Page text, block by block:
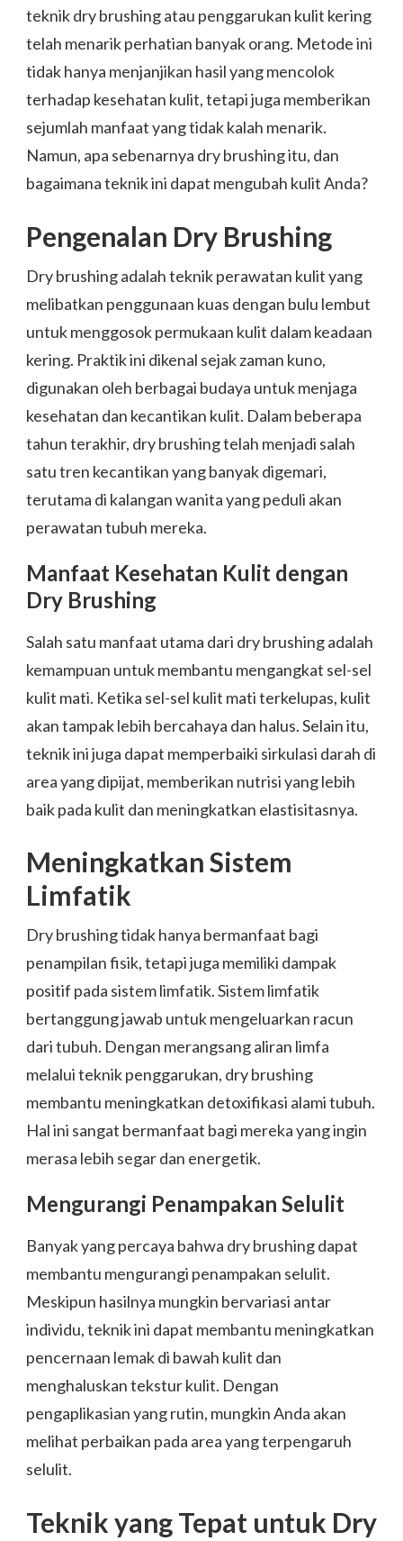
teknik dry brushing atau penggarukan kulit kering
telah menarik perhatian banyak orang. Metode ini
tidak hanya menjanjikan hasil yang mencolok
terhadap kesehatan kulit, tetapi juga memberikan
sejumlah manfaat yang tidak kalah menarik.
Namun, apa sebenarnya dry brushing itu, dan
bagaimana teknik ini dapat mengubah kulit Anda?
Pengenalan Dry Brushing
Dry brushing adalah teknik perawatan kulit yang
melibatkan penggunaan kuas dengan bulu lembut
untuk menggosok permukaan kulit dalam keadaan
kering. Praktik ini dikenal sejak zaman kuno,
digunakan oleh berbagai budaya untuk menjaga
kesehatan dan kecantikan kulit. Dalam beberapa
tahun terakhir, dry brushing telah menjadi salah
satu tren kecantikan yang banyak digemari,
terutama di kalangan wanita yang peduli akan
perawatan tubuh mereka.
Manfaat Kesehatan Kulit dengan
Dry Brushing
Salah satu manfaat utama dari dry brushing adalah
kemampuan untuk membantu mengangkat sel-sel
kulit mati. Ketika sel-sel kulit mati terkelupas, kulit
akan tampak lebih bercahaya dan halus. Selain itu,
teknik ini juga dapat memperbaiki sirkulasi darah di
area yang dipijat, memberikan nutrisi yang lebih
baik pada kulit dan meningkatkan elastisitasnya.
Meningkatkan Sistem
Limfatik
Dry brushing tidak hanya bermanfaat bagi
penampilan fisik, tetapi juga memiliki dampak
positif pada sistem limfatik. Sistem limfatik
bertanggung jawab untuk mengeluarkan racun
dari tubuh. Dengan merangsang aliran limfa
melalui teknik penggarukan, dry brushing
membantu meningkatkan detoxifikasi alami tubuh.
Hal ini sangat bermanfaat bagi mereka yang ingin
merasa lebih segar dan energetik.
Mengurangi Penampakan Selulit
Banyak yang percaya bahwa dry brushing dapat
membantu mengurangi penampakan selulit.
Meskipun hasilnya mungkin bervariasi antar
individu, teknik ini dapat membantu meningkatkan
pencernaan lemak di bawah kulit dan
menghaluskan tekstur kulit. Dengan
pengaplikasian yang rutin, mungkin Anda akan
melihat perbaikan pada area yang terpengaruh
selulit.
Teknik yang Tepat untuk Dry